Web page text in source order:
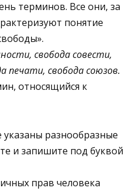
терминов. Все они, за
понятие
свобода совести,
печати, свобода союзов.
относящийся к
разнообразные
и запишите под буквой
прав человека